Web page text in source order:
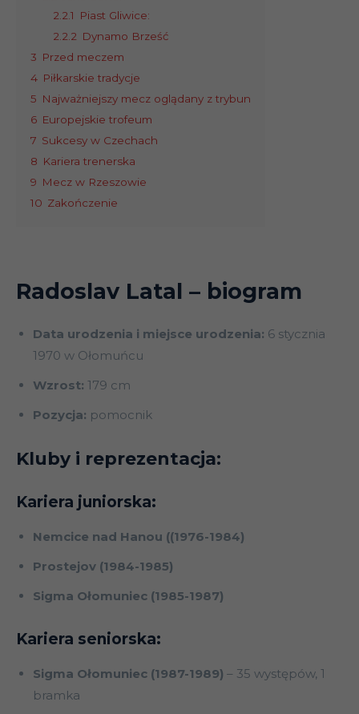
2.2.1
Piast Gliwice:
2.2.2 Dynamo Brześć
3 Przed meczem
4 Piłkarskie tradycje
5 Najważniejszy mecz oglądany z trybun
6 Europejskie trofeum
7 Sukcesy w Czechach
8 Kariera trenerska
9 Mecz w Rzeszowie
10 Zakończenie
Radoslav Latal – biogram
Data urodzenia i miejsce urodzenia: 6 stycznia
1970 w Ołomuńcu
Wzrost: 179 cm
Pozycja: pomocnik
Kluby i reprezentacja:
Kariera juniorska:
Nemcice nad Hanou ((1976-1984)
Prostejov (1984-1985)
Sigma Ołomuniec (1985-1987)
Kariera seniorska:
Sigma Ołomuniec (1987-1989) – 35 występów, 1
bramka